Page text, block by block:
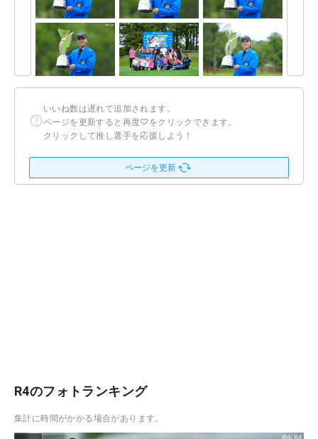
いいね数は遅れて追加されます。
ページを更新すると再度♡をクリックできます。
クリックして推し選手を応援しよう！
ページを更新
R4のフォトランキング
集計に時間がかかる場合があります。